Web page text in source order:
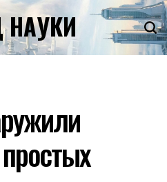
НАУКИ